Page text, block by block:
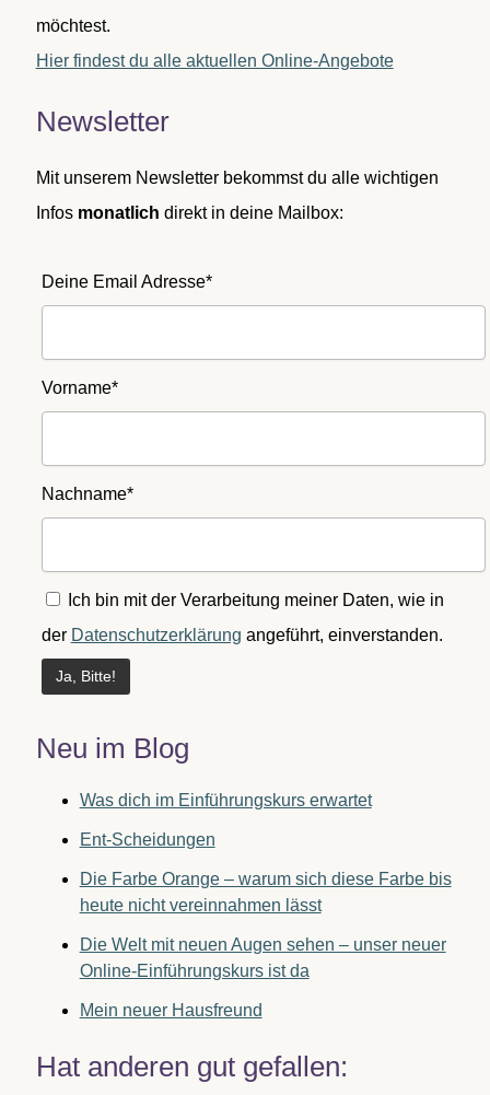
möchtest.
Hier findest du alle aktuellen Online-Angebote
Newsletter
Mit unserem Newsletter bekommst du alle wichtigen
Infos monatlich direkt in deine Mailbox:
Deine Email Adresse*
Vorname*
Nachname*
Ich bin mit der Verarbeitung meiner Daten, wie in
der Datenschutzerklärung angeführt, einverstanden.
Neu im Blog
Was dich im Einführungskurs erwartet
Ent-Scheidungen
Die Farbe Orange – warum sich diese Farbe bis
heute nicht vereinnahmen lässt
Die Welt mit neuen Augen sehen – unser neuer
Online-Einführungskurs ist da
Mein neuer Hausfreund
Hat anderen gut gefallen: